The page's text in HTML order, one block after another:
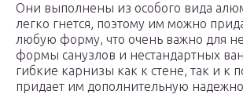
Они выполнены из особого вида
легко гнется, поэтому им можно
любую форму, что очень важно для
формы санузлов и нестандартных
гибкие карнизы как к стене, так и к
придает им дополнительную